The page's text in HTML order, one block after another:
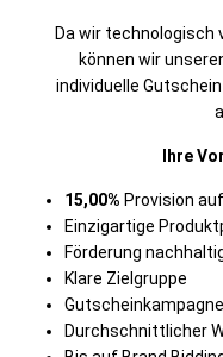
Da wir technologisch
können wir
individuelle
Ihre
15,00% Provision
Einzigartige
Förderung
Klare Zielgruppe
Durchschnittlicher